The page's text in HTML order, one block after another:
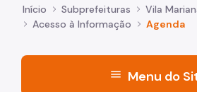
Início Subprefeituras
Vila
Acesso à Informação
Agenda
menu Menu do